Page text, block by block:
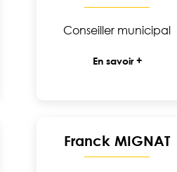
Conseiller municipal
En savoir +
Franck MIGNAT